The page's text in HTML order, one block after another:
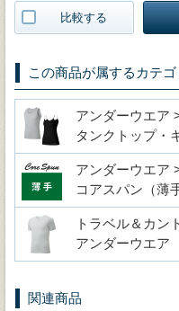
比較する
この商品が属するカテゴ
アンダーウエア
タンクトップ・
アンダーウエア
コアスパン（薄
トラベル＆カン
アンダーウエア
関連商品